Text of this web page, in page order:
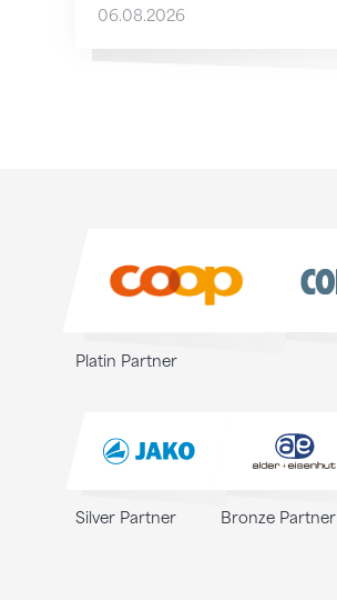
06.08.2026
Platin Partner
Silver Partner Bronze Partner